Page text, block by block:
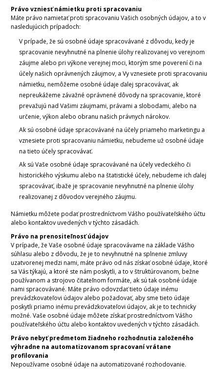
Právo vzniesť námietku proti spracovaniu
Máte právo namietať proti spracovaniu Vašich osobných údajov, a to v
nasledujúcich prípadoch:
V prípade, že sú osobné údaje spracovávané z dôvodu, kedy je
spracovanie nevyhnutné na plnenie úlohy realizovanej vo verejnom
záujme alebo pri výkone verejnej moci, ktorým sme poverení či na
účely našich oprávnených záujmov, a Vy vznesiete proti spracovaniu
námietku, nemôžeme osobné údaje ďalej spracovávať, ak
nepreukážeme závažné oprávnené dôvody na spracovanie, ktoré
prevažujú nad Vašimi záujmami, právami a slobodami, alebo na
určenie, výkon alebo obranu našich právnych nárokov.
Ak sú osobné údaje spracovávané na účely priameho marketingu a
vznesiete proti spracovaniu námietku, nebudeme už osobné údaje
na tieto účely spracovávať.
Ak sú Vaše osobné údaje spracovávané na účely vedeckého či
historického výskumu alebo na štatistické účely, nebudeme ich ďalej
spracovávať, ibaže je spracovanie nevyhnutné na plnenie úlohy
realizovanej z dôvodov verejného záujmu.
Námietku môžete podať prostredníctvom Vášho používateľského účtu
alebo kontaktov uvedených v týchto zásadách.
Právo na prenositeľnosť údajov
V prípade, že Vaše osobné údaje spracovávame na základe Vášho
súhlasu alebo z dôvodu, že je to nevyhnutné na splnenie zmluvy
uzatvorenej medzi nami, máte právo od nás získať osobné údaje, ktoré
sa Vás týkajú, a ktoré ste nám poskytli, a to v štruktúrovanom, bežne
používanom a strojovo čitateľnom formáte, ak sú tak osobné údaje
nami spracovávané. Máte právo odovzdať tieto údaje inému
prevádzkovateľovi údajov alebo požadovať, aby sme tieto údaje
poskytli priamo inému prevádzkovateľovi údajov, ak je to technicky
možné. Vaše osobné údaje môžete získať prostredníctvom Vášho
používateľského účtu alebo kontaktov uvedených v týchto zásadách.
Právo nebyť predmetom žiadneho rozhodnutia založeného
výhradne na automatizovanom spracovaní vrátane
profilovania
Nepoužívame osobné údaje na automatizované rozhodovanie.